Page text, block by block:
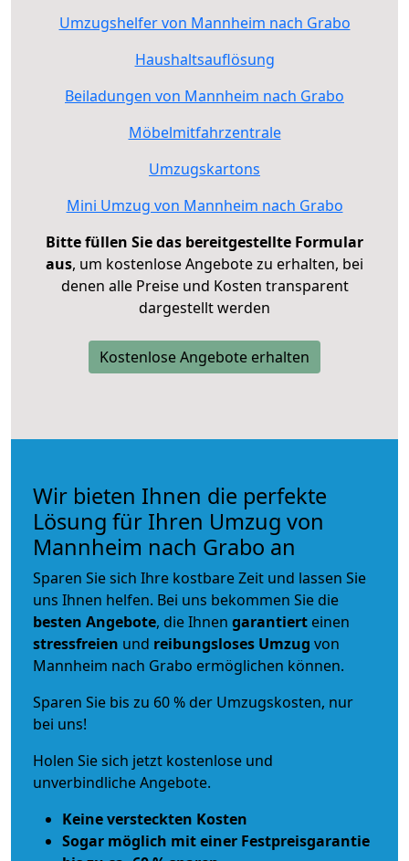
Umzugshelfer von Mannheim nach Grabo
Haushaltsauflösung
Beiladungen von Mannheim nach Grabo
Möbelmitfahrzentrale
Umzugskartons
Mini Umzug von Mannheim nach Grabo
Bitte füllen Sie das bereitgestellte Formular
aus, um kostenlose Angebote zu erhalten, bei
denen alle Preise und Kosten transparent
dargestellt werden
Kostenlose Angebote erhalten
Wir bieten Ihnen die perfekte
Lösung für Ihren Umzug von
Mannheim nach Grabo an
Sparen Sie sich Ihre kostbare Zeit und lassen Sie
uns Ihnen helfen. Bei uns bekommen Sie die
besten Angebote, die Ihnen garantiert einen
stressfreien und reibungsloses Umzug von
Mannheim nach Grabo ermöglichen können.
Sparen Sie bis zu 60 % der Umzugskosten, nur
bei uns!
Holen Sie sich jetzt kostenlose und
unverbindliche Angebote.
Keine versteckten Kosten
Sogar möglich mit einer Festpreisgarantie